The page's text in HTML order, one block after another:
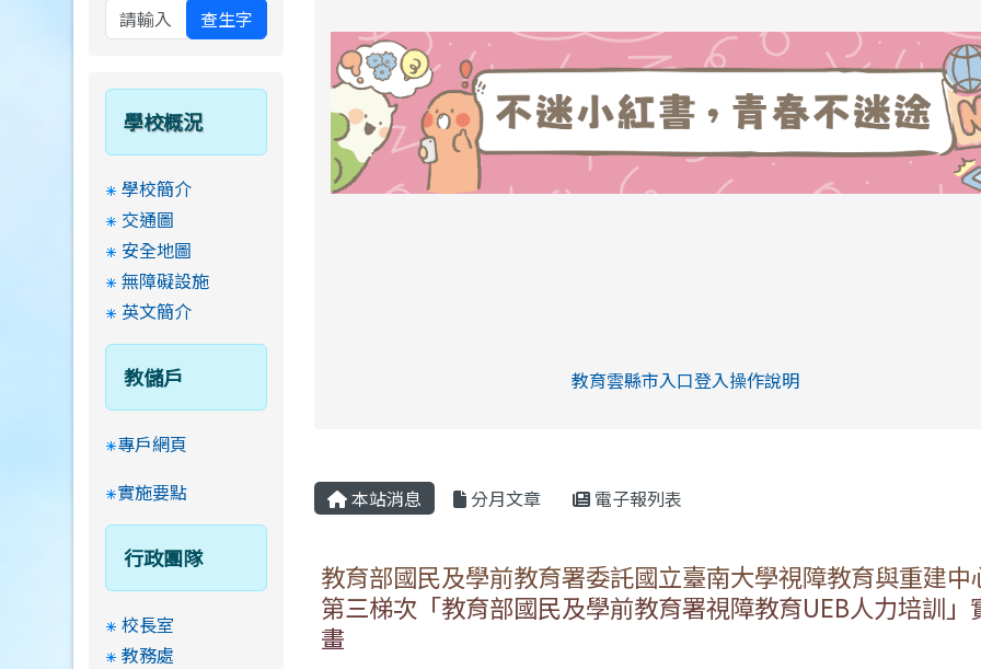
link to https://eliteracy.edu.tw/
link to https://eliteracy.edu.tw/Shorts/
教育雲縣市入口登入操作說明
link to https://eliteracy.edu.tw/
本站消息 分月文章 電子報列表
教育部國民及學前教育署委託國立臺南大學視障教育與重建中
第三梯次「教育部國民及學前教育署視障教育UEB人力培訓」
畫
查生字
學校概況
學校簡介
交通圖
安全地圖
無障礙設施
英文簡介
教儲戶
專戶網頁
實施要點
行政團隊
校長室
教務處